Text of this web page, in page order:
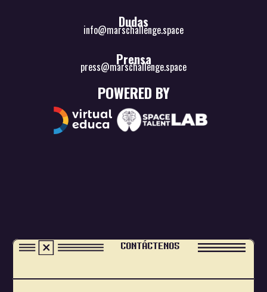
Dudas
info@marschallenge.space
Prensa
press@marschallenge.space
POWERED BY
CONTÁCTENOS